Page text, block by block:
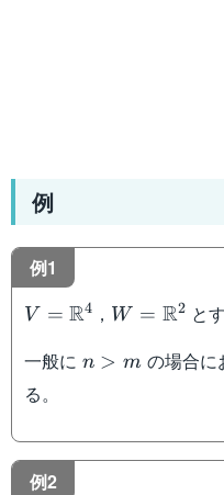
例
例1
V =
V = R4 ， W =
W = R2 と
一般に n
n > mの場合に
る。
例2